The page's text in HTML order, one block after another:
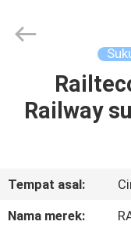
RUMAH
TENTANG
KITA
Equipment
Railway
Tempat asal:
Nama merek: